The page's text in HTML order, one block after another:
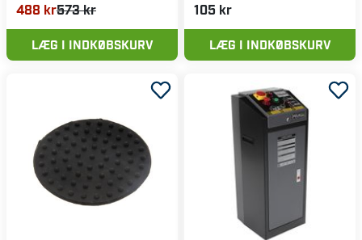
488 kr573 kr
LÆG I INDKØBSKURV
105 kr
LÆG I INDKØBSKURV